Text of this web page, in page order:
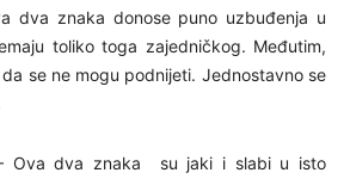
dva znaka donose puno uzbuđenja u
toliko toga zajedničkog. Međutim,
se ne mogu podnijeti. Jednostavno se
Ova dva znaka su jaki i slabi u isto